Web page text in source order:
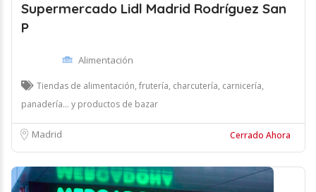
Supermercado Lidl Madrid Rodríguez San
P
Alimentación
Tiendas de alimentación, frutería, charcutería, carnicería,
panadería... y productos de bazar
Madrid Cerrado Ahora